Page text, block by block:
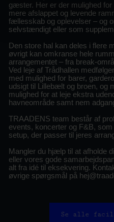
gæster. Her er der mulighed
mere afslappet og levende
fællesskab og oplevelser – og
selvstændigt eller som
Den store hal kan deles i flere
øvrigt kan omkranse hele
arrangementet – fra break-
Ved leje af Trådhallen
med mulighed for barer,
udsigt til Lillebælt og broen, og
mulighed for at leje ekstra
havneområde samt nem
TRAADENS team består af
events, koncerter og F&B,
setup, der passer til jeres
Mangler du hjælp til at afholde
eller vores gode
alt fra idé til eksekvering.
øvrige spørgsmål på
Se alle